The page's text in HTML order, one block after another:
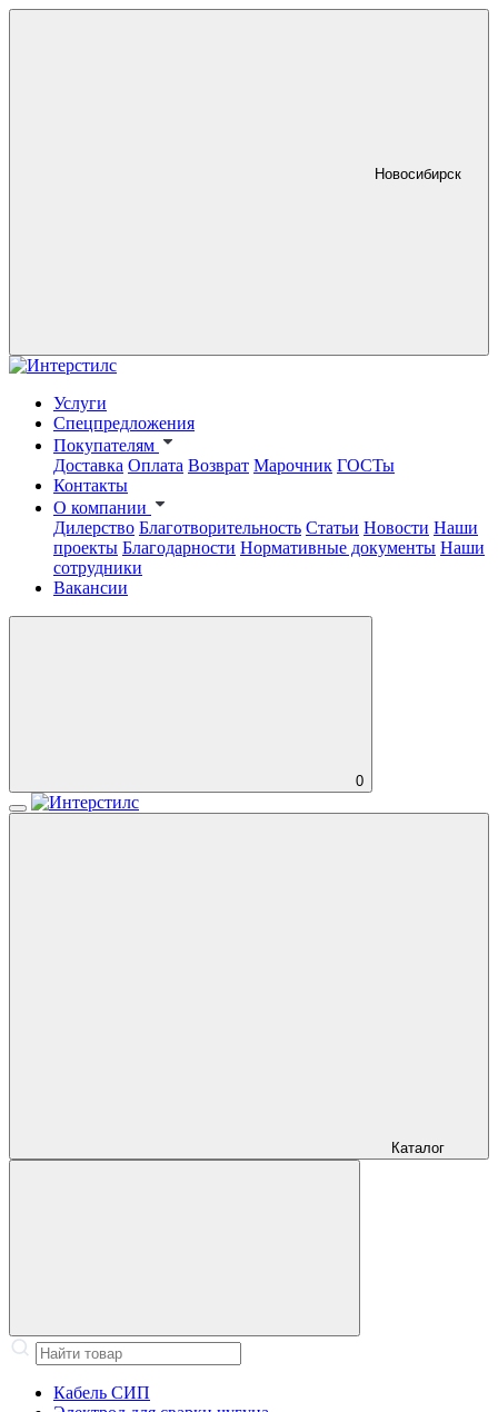
Новосибирск
Услуги
Спецпредложения
Покупателям
Доставка Оплата Возврат Марочник ГОСТы
Контакты
О компании
Дилерство Благотворительность Статьи Новости Наши
проекты Благодарности Нормативные документы Наши
сотрудники
Вакансии
0
Каталог
Кабель СИП